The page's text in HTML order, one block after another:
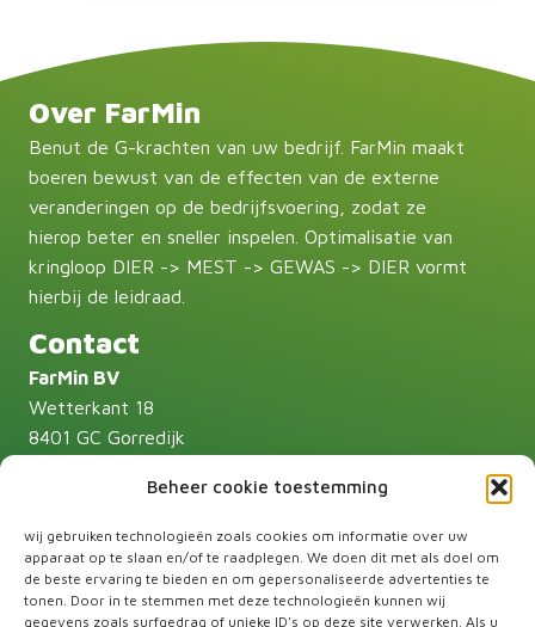
Beheer cookie toestemming
wij gebruiken technologieën zoals cookies om informatie over uw
apparaat op te slaan en/of te raadplegen. We doen dit met als doel om
de beste ervaring te bieden en om gepersonaliseerde advertenties te
tonen. Door in te stemmen met deze technologieën kunnen wij
gegevens zoals surfgedrag of unieke ID's op deze site verwerken. Als u
Over FarMin
Benut de G-krachten van uw bedrijf. FarMin maakt
boeren bewust van de effecten van de externe
veranderingen op de bedrijfsvoering, zodat ze
hierop beter en sneller inspelen. Optimalisatie van
kringloop DIER -> MEST -> GEWAS -> DIER vormt
hierbij de leidraad.
Contact
FarMin BV
Wetterkant 18
8401 GC Gorredijk
Andries Huisman:06-55 30 30 59
info@farmin.nl
Volg ons